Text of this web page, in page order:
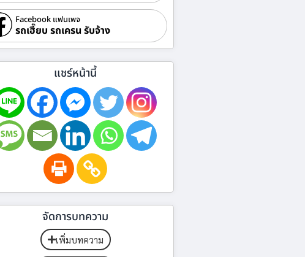
Facebook แฟนเพจ
รถเฮี๊ยบ รถเครน รับจ้าง
แชร์หน้านี้
จัดการบทความ
เพิ่มบทความ